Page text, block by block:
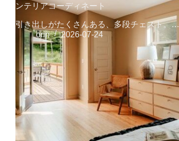
ンテリアコーディネート
引き出しがたくさんある、多段チェスト。…
orin
2026-07-24